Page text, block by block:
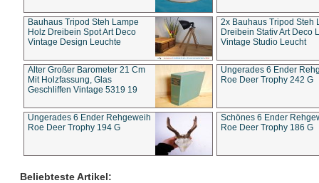
Bauhaus Tripod Steh Lampe
Holz Dreibein Spot Art Deco
Vintage Design Leuchte
2x Bauhaus Tripod Steh
Dreibein Stativ Art Deco
Vintage Studio Leucht
Alter Großer Barometer 21 Cm
Mit Holzfassung, Glas
Geschliffen Vintage 5319 19
Ungerades 6 Ender
Roe Deer Trophy 242 G
Ungerades 6 Ender Rehgeweih
Roe Deer Trophy 194 G
Schönes 6 Ender
Roe Deer Trophy 186 G
Beliebteste Artikel: